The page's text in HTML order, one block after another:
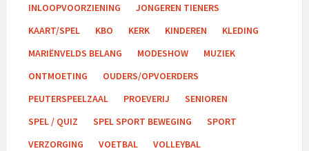
INLOOPVOORZIENING
JONGEREN TIENERS
KAART/SPEL
KBO KERK KINDEREN
KLEDING
MARIËNVELDS BELANG
MODESHOW
MUZIEK
ONTMOETING
OUDERS/OPVOERDERS
PEUTERSPEELZAAL
PROEVERIJ
SENIOREN
SPEL / QUIZ
SPEL SPORT BEWEGING
SPORT
VERZORGING
VOETBAL
VOLLEYBAL